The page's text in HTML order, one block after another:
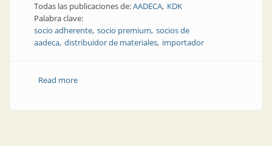
Todas las publicaciones de:AADECA KDK
Palabra clave:
socio adherente socio premium socios de
aadeca distribuidor de materiales importador
Read moreabout KDK Argentina es socio Premium de AADECA